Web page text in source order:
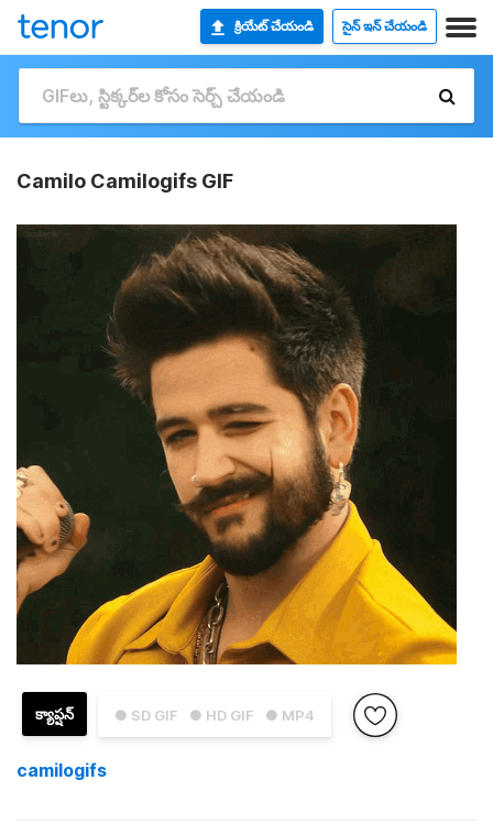
క్రియేట్ చేయండి సైన్ ఇన్ చేయండి
Camilo Camilogifs GIF
● SD GIF ● HD GIF ● MP4
క్యాప్షన్
camilogifs